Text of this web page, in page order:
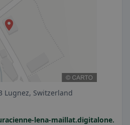
Lugnez, Switzerland
lena-maillat.digitalone.site